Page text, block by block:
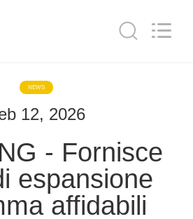
NEWS
12, 2026
- Fornisce
espansione
affidabili